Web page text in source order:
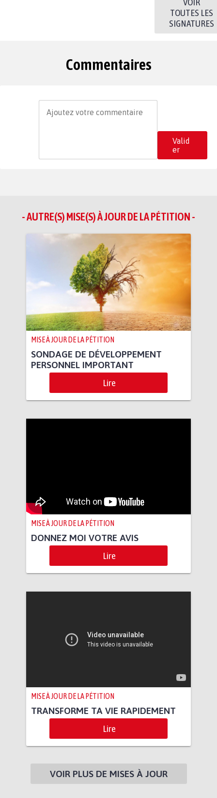
TOUTES LES
SIGNATURES
Commentaires
Valid
er
- AUTRE(S) MISE(S) À JOUR DE LA PÉTITION -
MISE À JOUR DE LA PÉTITION
SONDAGE DE DÉVELOPPEMENT
PERSONNEL IMPORTANT
Lire
MISE À JOUR DE LA PÉTITION
DONNEZ MOI VOTRE AVIS
Lire
MISE À JOUR DE LA PÉTITION
TRANSFORME TA VIE RAPIDEMENT
Lire
VOIR PLUS DE MISES À JOUR